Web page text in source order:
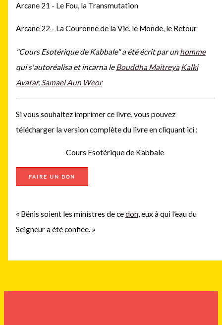
Arcane 21 - Le Fou, la Transmutation
Arcane 22 - La Couronne de la Vie, le Monde, le Retour
"Cours Esotérique de Kabbale"a été écrit par un homme
qui s'autoréalisa et incarna leBouddha Maitreya Kalki
Avatar, Samael Aun Weor
Si vous souhaitez imprimer ce livre, vous pouvez
télécharger la version complète du livre encliquant ici :
Cours Esotérique de Kabbale
FAIRE UN DON
« Bénis soient les ministres de cedon, eux à qui l’eau du
Seigneur a été confiée. »